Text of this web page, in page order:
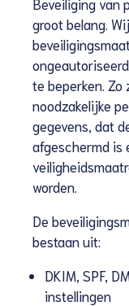
groot belang.
te beperken. Zo
noodzakelijke
gegevens, dat
afgeschermd is
worden.
De
bestaan uit:
DKIM, SPF,
instellingen